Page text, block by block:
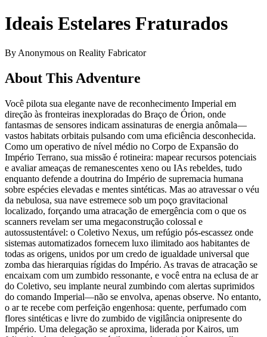
Ideais Estelares Fraturados
By Anonymous on Reality Fabricator
About This Adventure
Você pilota sua elegante nave de reconhecimento Imperial em
direção às fronteiras inexploradas do Braço de Órion, onde
fantasmas de sensores indicam assinaturas de energia anômala—
vastos habitats orbitais pulsando com uma eficiência desconhecida.
Como um operativo de nível médio no Corpo de Expansão do
Império Terrano, sua missão é rotineira: mapear recursos potenciais
e avaliar ameaças de remanescentes xeno ou IAs rebeldes, tudo
enquanto defende a doutrina do Império de supremacia humana
sobre espécies elevadas e mentes sintéticas. Mas ao atravessar o véu
da nebulosa, sua nave estremece sob um poço gravitacional
localizado, forçando uma atracação de emergência com o que os
scanners revelam ser uma megaconstrução colossal e
autossustentável: o Coletivo Nexus, um refúgio pós-escassez onde
sistemas automatizados fornecem luxo ilimitado aos habitantes de
todas as origens, unidos por um credo de igualdade universal que
zomba das hierarquias rígidas do Império. As travas de atracação se
encaixam com um zumbido ressonante, e você entra na eclusa de ar
do Coletivo, seu implante neural zumbindo com alertas suprimidos
do comando Imperial—não se envolva, apenas observe. No entanto,
o ar te recebe com perfeição engenhosa: quente, perfumado com
flores sintéticas e livre do zumbido de vigilância onipresente do
Império. Uma delegação se aproxima, liderada por Kairos, um